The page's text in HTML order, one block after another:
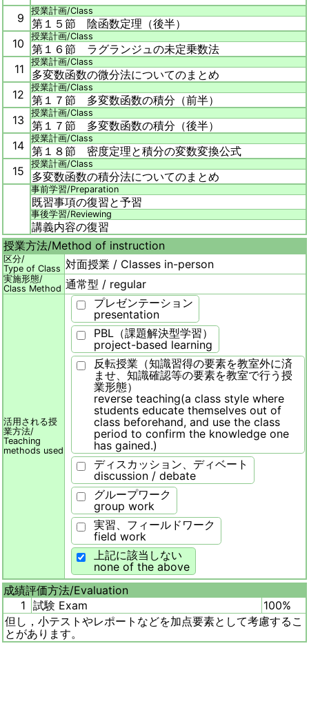
9
授業計画/Class
第１５節 陰函数定理（後半）
10
授業計画/Class
第１６節 ラグランジュの未定乗数法
11
授業計画/Class
多変数函数の微分法についてのまとめ
12
授業計画/Class
第１７節 多変数函数の積分（前半）
13
授業計画/Class
第１７節 多変数函数の積分（後半）
14
授業計画/Class
第１８節 密度定理と積分の変数変換公式
15
授業計画/Class
多変数函数の積分法についてのまとめ
事前学習/Preparation
既習事項の復習と予習
事後学習/Reviewing
講義内容の復習
授業方法/Method of instruction
区分/
Type of Class 対面授業 / Classes in-person
実施形態/
Class Method 通常型 / regular
活用される授
業方法/
Teaching
methods used
プレゼンテーション
presentation
PBL（課題解決型学習）
project-based learning
反転授業（知識習得の要素を教室外に済
ませ、知識確認等の要素を教室で行う授
業形態）
reverse teaching(a class style where
students educate themselves out of
class beforehand, and use the class
period to confirm the knowledge one
has gained.)
ディスカッション、ディベート
discussion / debate
グループワーク
group work
実習、フィールドワーク
field work
上記に該当しない
none of the above
成績評価方法/Evaluation
1 試験 Exam
100%
但し，小テストやレポートなどを加点要素として考慮するこ
とがあります。